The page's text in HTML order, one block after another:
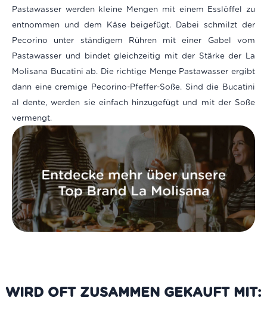
Pastawasser werden kleine Mengen mit einem Esslöffel zu
entnommen und dem Käse beigefügt. Dabei schmilzt der
Pecorino unter ständigem Rühren mit einer Gabel vom
Pastawasser und bindet gleichzeitig mit der Stärke der La
Molisana Bucatini ab. Die richtige Menge Pastawasser ergibt
dann eine cremige Pecorino-Pfeffer-Soße. Sind die Bucatini
al dente, werden sie einfach hinzugefügt und mit der Soße
vermengt.
WIRD OFT ZUSAMMEN GEKAUFT MIT: